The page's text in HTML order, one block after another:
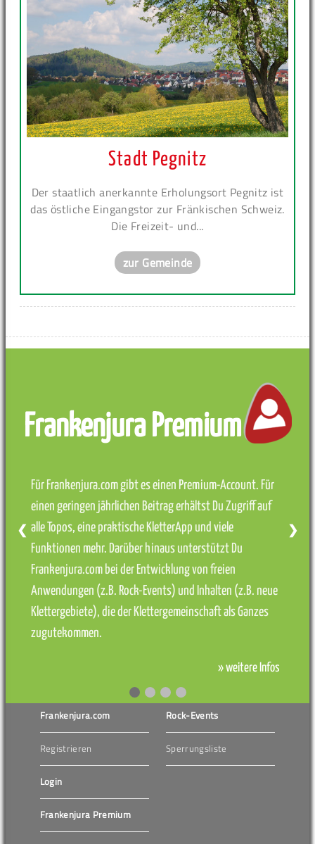
Stadt Pegnitz
Der staatlich anerkannte Erholungsort Pegnitz ist
das östliche Eingangstor zur Fränkischen Schweiz.
Die Freizeit- und...
zur Gemeinde
Frankenjura Premium
Für Frankenjura.com gibt es einen Premium-Account. Für
einen geringen jährlichen Beitrag erhältst Du Zugriff auf
alle Topos, eine praktische KletterApp und viele
Funktionen mehr. Darüber hinaus unterstützt Du
Frankenjura.com bei der Entwicklung von freien
Anwendungen (z.B. Rock-Events) und Inhalten (z.B. neue
Klettergebiete), die der Klettergemeinschaft als Ganzes
zugutekommen.
» weitere Infos
❮ ❯
Frankenjura.com
Registrieren
Login
Frankenjura Premium
Rock-Events
Sperrungsliste